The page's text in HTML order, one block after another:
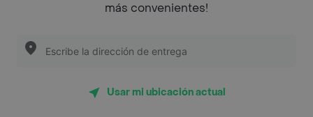
App Store Google play
más convenientes!
Usar mi ubicación actual